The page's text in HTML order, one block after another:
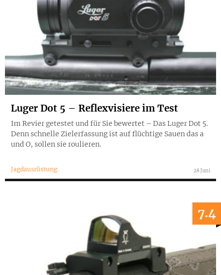
Luger Dot 5 – Reflexvisiere im Test
Im Revier getestet und für Sie bewertet – Das Luger Dot 5.
Denn schnelle Zielerfassung ist auf flüchtige Sauen das a
und O, sollen sie roulieren.
Jagdausrüstung 28 Juni
7.4